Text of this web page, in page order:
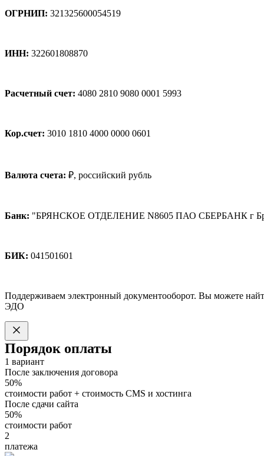
ОГРНИП: 321325600054519
ИНН: 322601808870
Расчетный счет: 4080 2810 9080 0001 5993
Кор.счет: 3010 1810 4000 0000 0601
Валюта счета: ₽, российский рубль
Банк: "БРЯНСКОЕ ОТДЕЛЕНИЕ N8605 ПАО СБЕРБАНК г
БИК: 041501601
Поддерживаем электронный документооборот. Вы можете
ЭДО
Порядок оплаты
1 вариант
После заключения договора
50%
стоимости работ + стоимость CMS и хостинга
После сдачи сайта
50%
стоимости работ
2
платежа